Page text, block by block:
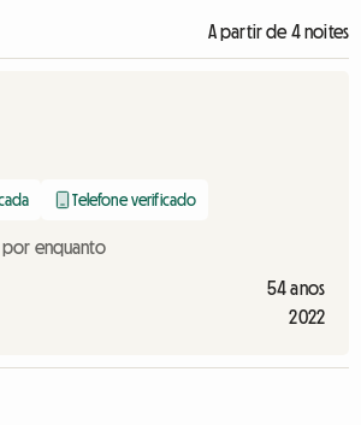
A partir de 4 noites
Telefone verificado
por enquanto
54 anos
2022